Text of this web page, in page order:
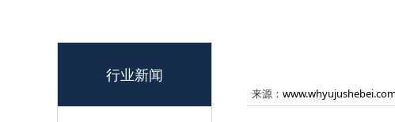
行业新闻
来源：